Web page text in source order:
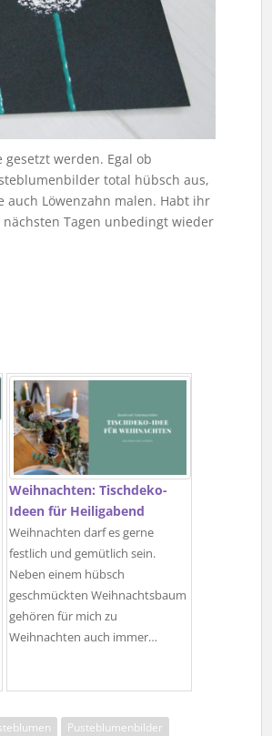
werden. Egal ob
total hübsch aus,
auch Löwenzahn malen. Habt ihr
Tagen unbedingt wieder
Weihnachten: Tischdeko-
Ideen für Heiligabend
Weihnachten darf es gerne
festlich und gemütlich sein.
Neben einem hübsch
geschmückten Weihnachtsbaum
gehören für mich zu
Weihnachten auch immer…
Pusteblumenbilder